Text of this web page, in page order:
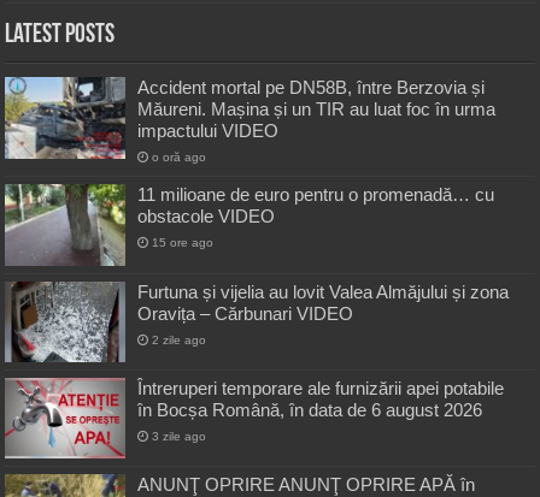
Latest Posts
Accident mortal pe DN58B, între Berzovia și
Măureni. Mașina și un TIR au luat foc în urma
impactului VIDEO
o oră ago
11 milioane de euro pentru o promenadă… cu
obstacole VIDEO
15 ore ago
Furtuna și vijelia au lovit Valea Almăjului și zona
Oravița – Cărbunari VIDEO
2 zile ago
Întreruperi temporare ale furnizării apei potabile
în Bocșa Română, în data de 6 august 2026
3 zile ago
ANUNŢ OPRIRE ANUNŢ OPRIRE APĂ în